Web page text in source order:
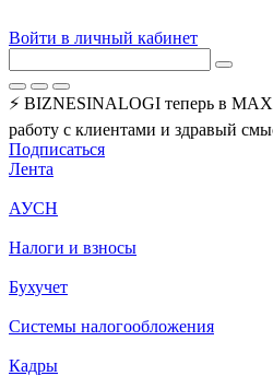
Войти в личный кабинет
⚡ BIZNESINALOGI теперь в
работу с клиентами и здравый
Подписаться
Лента
АУСН
Налоги и взносы
Бухучет
Системы налогообложения
Кадры